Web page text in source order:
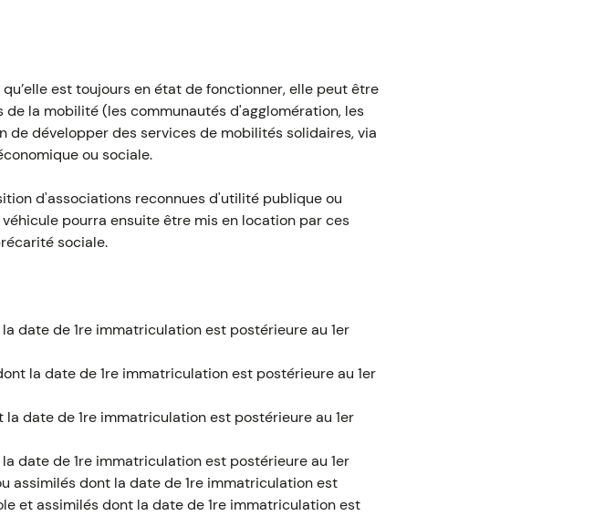
est toujours en état de fonctionner, elle peut être
la mobilité (les communautés d'agglomération, les
de développer des services de mobilités solidaires, via
ou sociale.
d'associations reconnues d'utilité publique ou
pourra ensuite être mis en location par ces
sociale.
date de 1re immatriculation est postérieure au 1er
la date de 1re immatriculation est postérieure au 1er
date de 1re immatriculation est postérieure au 1er
date de 1re immatriculation est postérieure au 1er
assimilés dont la date de 1re immatriculation est
et assimilés dont la date de 1re immatriculation est